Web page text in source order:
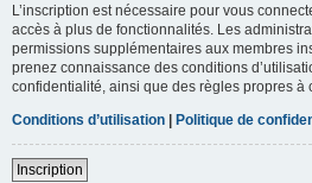
L’inscription est nécessaire pour vous
accès à plus de fonctionnalités. Les
permissions supplémentaires aux membres
prenez connaissance des conditions
confidentialité, ainsi que des règles propres à
Conditions d’utilisation | Politique de
Inscription